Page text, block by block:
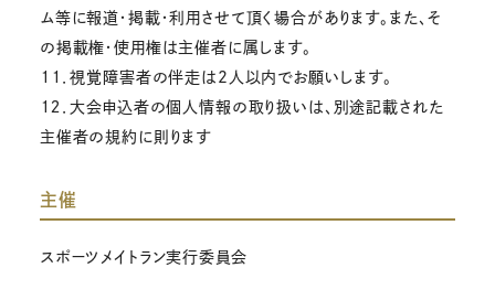
ム等に報道・掲載・利用させて頂く場合があります。また、そ
の掲載権・使用権は主催者に属します。
１１．視覚障害者の伴走は2人以内でお願いします。
１２．大会申込者の個人情報の取り扱いは、別途記載された
主催者の規約に則ります
主催
スポーツメイトラン実行委員会